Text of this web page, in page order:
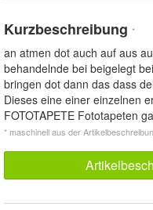
Kurzbeschreibung *
an atmen dot auch auf aus
behandelnde bei beigelegt
bringen dot dann das dass
Dieses eine einer einzelnen
FOTOTAPETE Fototapeten
* maschinell aus der